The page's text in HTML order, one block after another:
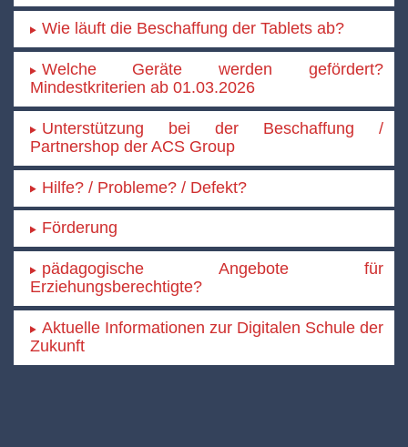
Wie läuft die Beschaffung der Tablets ab?
Welche Geräte werden gefördert?
Mindestkriterien ab 01.03.2026
Unterstützung bei der Beschaffung /
Partnershop der ACS Group
Hilfe? / Probleme? / Defekt?
Förderung
pädagogische Angebote für
Erziehungsberechtigte?
Aktuelle Informationen zur Digitalen Schule der
Zukunft